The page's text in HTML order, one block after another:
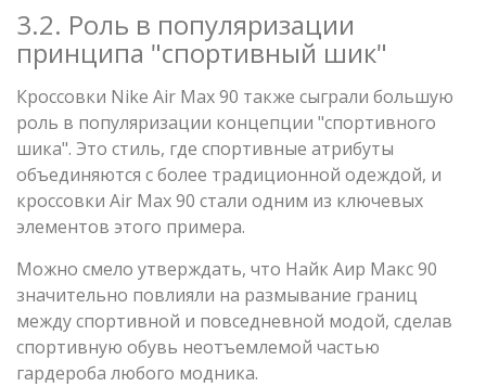
3.2. Роль в популяризации
принципа "спортивный шик"
Кроссовки Nike Air Max 90 также сыграли большую
роль в популяризации концепции "спортивного
шика". Это стиль, где спортивные атрибуты
объединяются с более традиционной одеждой, и
кроссовки Air Max 90 стали одним из ключевых
элементов этого примера.
Можно смело утверждать, что Найк Аир Макс 90
значительно повлияли на размывание границ
между спортивной и повседневной модой, сделав
спортивную обувь неотъемлемой частью
гардероба любого модника.